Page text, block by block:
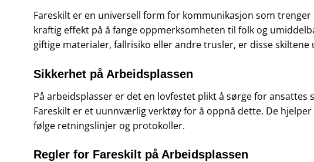
Fareskilt er en universell form for kommunikasjon som
kraftig effekt på å fange oppmerksomheten til folk og
giftige materialer, fallrisiko eller andre trusler, er disse
Sikkerhet på Arbeidsplassen
På arbeidsplasser er det en lovfestet plikt å sørge for
Fareskilt er et uunnværlig verktøy for å oppnå dette. De
følge retningslinjer og protokoller.
Regler for Fareskilt på Arbeidsplassen